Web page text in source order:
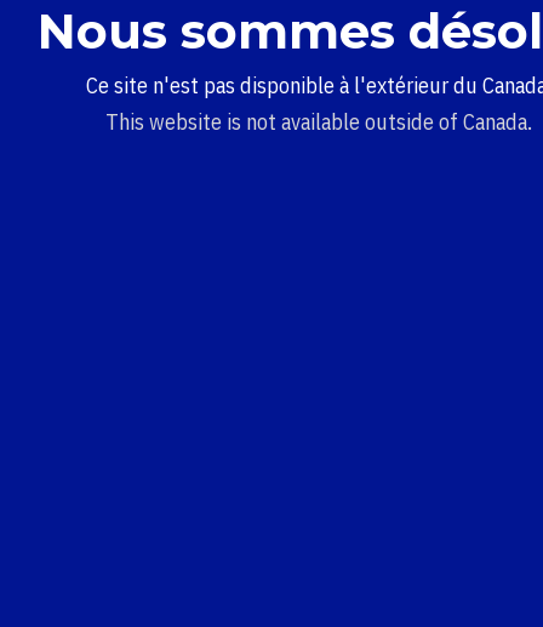
Nous sommes
Ce site n'est pas disponible à l'extérieur du
This website is not available outside of Canada.